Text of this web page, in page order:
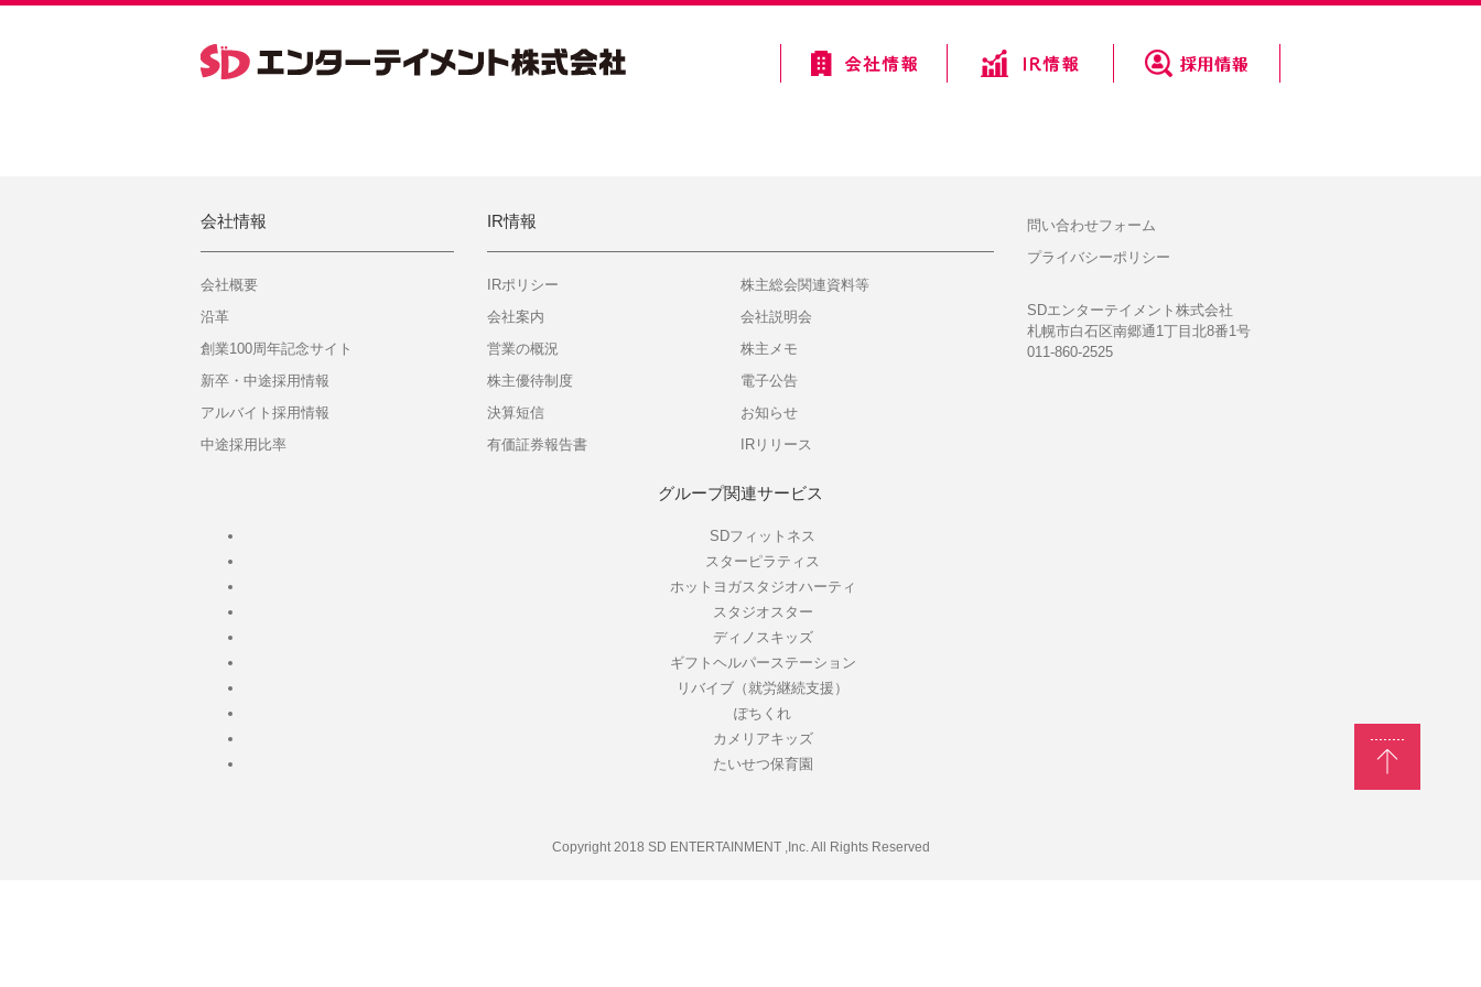
会社情報
会社概要
沿革
創業100周年記念サイト
新卒・中途採用情報
アルバイト採用情報
中途採用比率
IR情報
IRポリシー
会社案内
営業の概況
株主優待制度
決算短信
有価証券報告書
株主総会関連資料等
会社説明会
株主メモ
電子公告
お知らせ
IRリリース
問い合わせフォーム
プライバシーポリシー
SDエンターテイメント株式会社
札幌市白石区南郷通1丁目北8番1号
011-860-2525
グループ関連サービス
SDフィットネス
スターピラティス
ホットヨガスタジオハーティ
スタジオスター
ディノスキッズ
ギフトヘルパーステーション
リバイブ（就労継続支援）
ぽちくれ
カメリアキッズ
たいせつ保育園
Copyright 2018 SD ENTERTAINMENT ,Inc. All Rights Reserved